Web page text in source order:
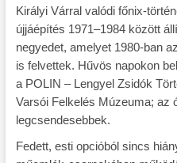
Királyi Várral valódi főnix-
újjáépítés 1971–1984 között
negyedet, amelyet 1980-ban
is felvettek. Hűvös napokon
a POLIN – Lengyel Zsidók
Varsói Felkelés Múzeuma; az
legcsendesebbek.
Fedett, esti opcióból sincs